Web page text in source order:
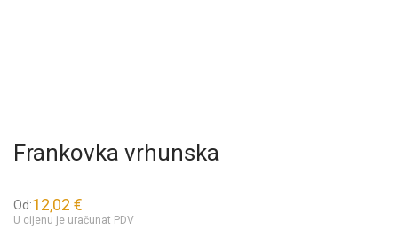
Frankovka vrhunska
Od:12,02 €
U cijenu je uračunat PDV